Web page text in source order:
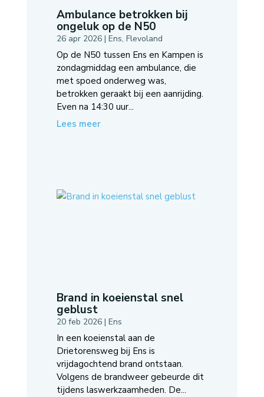
Ambulance betrokken bij
ongeluk op de N50
26 apr 2026| Ens, Flevoland
Op de N50 tussen Ens en Kampen is
zondagmiddag een ambulance, die
met spoed onderweg was,
betrokken geraakt bij een aanrijding.
Even na 14:30 uur...
Lees meer
Brand in koeienstal snel
geblust
20 feb 2026| Ens
In een koeienstal aan de
Drietorensweg bij Ens is
vrijdagochtend brand ontstaan.
Volgens de brandweer gebeurde dit
tijdens laswerkzaamheden. De...